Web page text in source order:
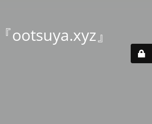
ootsuya.xyz』